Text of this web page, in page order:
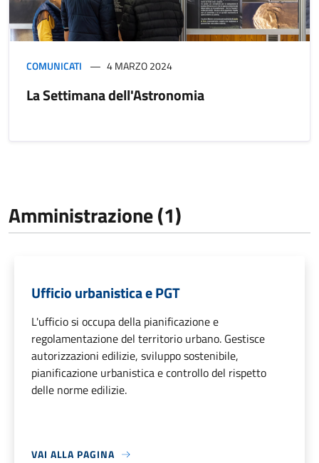
COMUNICATI 4 MARZO 2024
La Settimana dell'Astronomia
Amministrazione (1)
Ufficio urbanistica e PGT
L'ufficio si occupa della pianificazione e
regolamentazione del territorio urbano. Gestisce
autorizzazioni edilizie, sviluppo sostenibile,
pianificazione urbanistica e controllo del rispetto
delle norme edilizie.
VAI ALLA PAGINA